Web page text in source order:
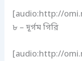
[audio:http://
৮ – দূর্গম গিরি
[audio:http://